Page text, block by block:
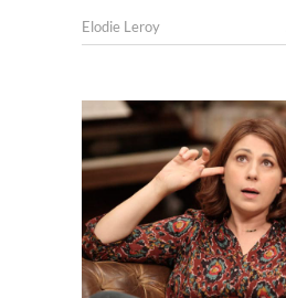
Elodie Leroy